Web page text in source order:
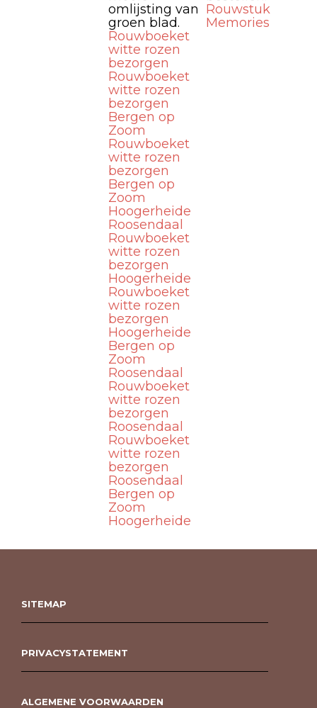
omlijsting van
groen blad.
Rouwboeket
witte rozen
bezorgen
Rouwboeket
witte rozen
bezorgen
Bergen op
Zoom
Rouwboeket
witte rozen
bezorgen
Bergen op
Zoom
Hoogerheide
Roosendaal
Rouwboeket
witte rozen
bezorgen
Hoogerheide
Rouwboeket
witte rozen
bezorgen
Hoogerheide
Bergen op
Zoom
Roosendaal
Rouwboeket
witte rozen
bezorgen
Roosendaal
Rouwboeket
witte rozen
bezorgen
Roosendaal
Bergen op
Zoom
Hoogerheide
Rouwstuk
Memories
SITEMAP
PRIVACYSTATEMENT
ALGEMENE VOORWAARDEN